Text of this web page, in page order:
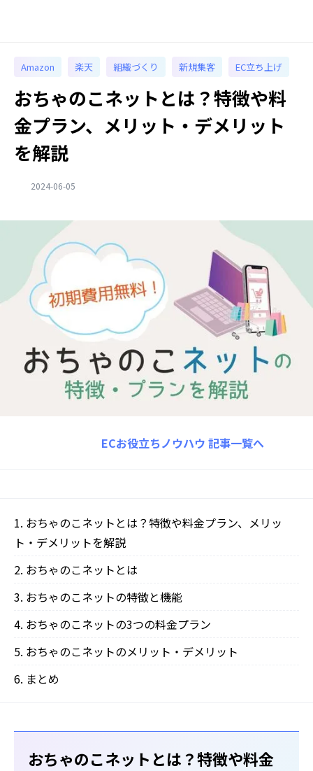
Amazon 楽天 組織づくり 新規集客 EC立ち上げ
おちゃのこネットとは？特徴や料
金プラン、メリット・デメリット
を解説
2024-06-05
ECお役立ちノウハウ 記事一覧へ
おちゃのこネットとは？特徴や料金プラン、メリッ
ト・デメリットを解説
おちゃのこネットとは
おちゃのこネットの特徴と機能
おちゃのこネットの3つの料金プラン
おちゃのこネットのメリット・デメリット
まとめ
おちゃのこネットとは？特徴や料金